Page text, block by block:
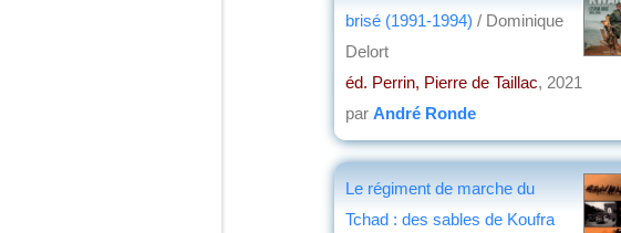
brisé (1991-1994) / Dominique
Delort
éd. Perrin, Pierre de Taillac, 2021
par André Ronde
Le régiment de marche du
Tchad : des sables de Koufra